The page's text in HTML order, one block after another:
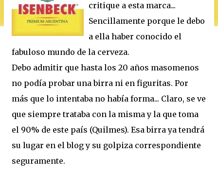
critique a esta marca...
Sencillamente porque le debo
a ella haber conocido el
fabuloso mundo de la cerveza.
Debo admitir que hasta los 20 años masomenos
no podía probar una birra ni en figuritas. Por
más que lo intentaba no había forma... Claro, se ve
que siempre trataba con la misma y la que toma
el 90% de este país (Quilmes). Esa birra ya tendrá
su lugar en el blog y su golpiza correspondiente
seguramente.